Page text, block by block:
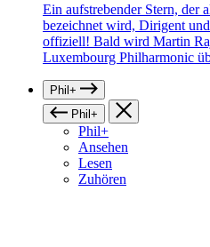
Ein aufstrebender Stern, der
bezeichnet wird, Dirigent
offiziell! Bald wird Martin
Luxembourg Philharmonic
Phil+
Phil+
Phil+
Ansehen
Lesen
Zuhören